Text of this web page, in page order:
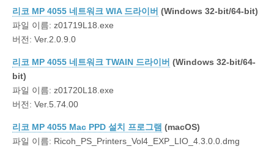
리코 MP 4055 네트워크 WIA 드라이버 (Windows 32-bit/64-bit)
파일 이름: z01719L18.exe
버전: Ver.2.0.9.0
리코 MP 4055 네트워크 TWAIN 드라이버 (Windows 32-bit/64-
bit)
파일 이름: z01720L18.exe
버전: Ver.5.74.00
리코 MP 4055 Mac PPD 설치 프로그램 (macOS)
파일 이름: Ricoh_PS_Printers_Vol4_EXP_LIO_4.3.0.0.dmg